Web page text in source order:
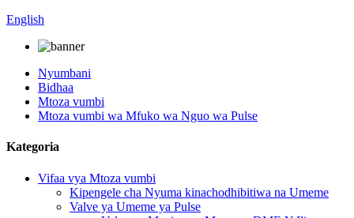
English
Nyumbani
Bidhaa
Mtoza vumbi
Mtoza vumbi wa Mfuko wa Nguo wa Pulse
Kategoria
Vifaa vya Mtoza vumbi
Kipengele cha Nyuma kinachodhibitiwa na Umeme
Valve ya Umeme ya Pulse